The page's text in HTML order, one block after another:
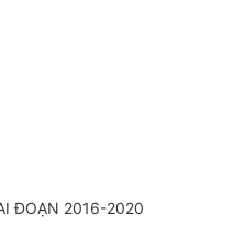
ĐOẠN 2016-2020